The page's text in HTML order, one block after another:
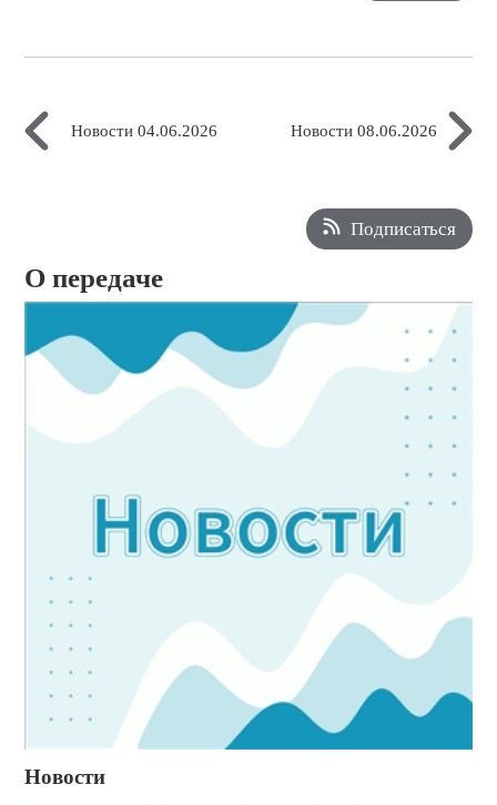
Новости 04.06.2026 Новости 08.06.2026
Подписаться
О передаче
Новости